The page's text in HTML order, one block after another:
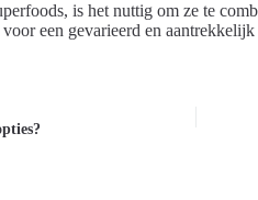
is het nuttig om ze te
een gevarieerd en